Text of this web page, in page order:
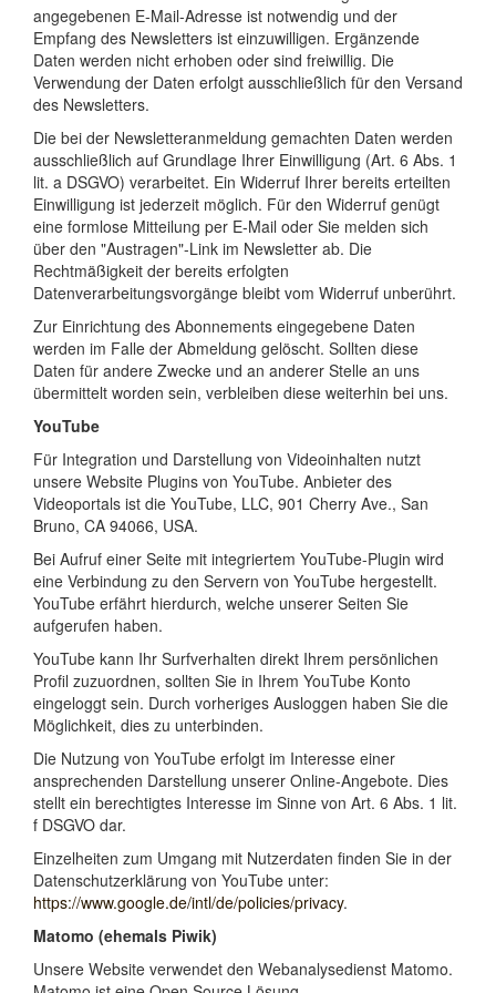
angegebenen E-Mail-Adresse ist notwendig und der
Empfang des Newsletters ist einzuwilligen. Ergänzende
Daten werden nicht erhoben oder sind freiwillig. Die
Verwendung der Daten erfolgt ausschließlich für den Versand
des Newsletters.
Die bei der Newsletteranmeldung gemachten Daten werden
ausschließlich auf Grundlage Ihrer Einwilligung (Art. 6 Abs. 1
lit. a DSGVO) verarbeitet. Ein Widerruf Ihrer bereits erteilten
Einwilligung ist jederzeit möglich. Für den Widerruf genügt
eine formlose Mitteilung per E-Mail oder Sie melden sich
über den "Austragen"-Link im Newsletter ab. Die
Rechtmäßigkeit der bereits erfolgten
Datenverarbeitungsvorgänge bleibt vom Widerruf unberührt.
Zur Einrichtung des Abonnements eingegebene Daten
werden im Falle der Abmeldung gelöscht. Sollten diese
Daten für andere Zwecke und an anderer Stelle an uns
übermittelt worden sein, verbleiben diese weiterhin bei uns.
YouTube
Für Integration und Darstellung von Videoinhalten nutzt
unsere Website Plugins von YouTube. Anbieter des
Videoportals ist die YouTube, LLC, 901 Cherry Ave., San
Bruno, CA 94066, USA.
Bei Aufruf einer Seite mit integriertem YouTube-Plugin wird
eine Verbindung zu den Servern von YouTube hergestellt.
YouTube erfährt hierdurch, welche unserer Seiten Sie
aufgerufen haben.
YouTube kann Ihr Surfverhalten direkt Ihrem persönlichen
Profil zuzuordnen, sollten Sie in Ihrem YouTube Konto
eingeloggt sein. Durch vorheriges Ausloggen haben Sie die
Möglichkeit, dies zu unterbinden.
Die Nutzung von YouTube erfolgt im Interesse einer
ansprechenden Darstellung unserer Online-Angebote. Dies
stellt ein berechtigtes Interesse im Sinne von Art. 6 Abs. 1 lit.
f DSGVO dar.
Einzelheiten zum Umgang mit Nutzerdaten finden Sie in der
Datenschutzerklärung von YouTube unter:
https://www.google.de/intl/de/policies/privacy.
Matomo (ehemals Piwik)
Unsere Website verwendet den Webanalysedienst Matomo.